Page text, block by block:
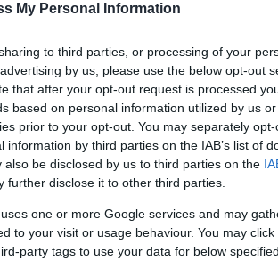
My Personal Information
to third parties, or processing of your
by us, please use the below opt-out
that after your opt-out request is processed
based on personal information utilized by us
prior to your opt-out. You may separately
by third parties on the IAB’s list of
be disclosed by us to third parties on the
further disclose it to other third parties.
one or more Google services and may
to your visit or usage behaviour. You may
party tags to use your data for below
Οι αθλητικές
ημέρας (27/7/2025)
Το Βαλκανικό Πρωτάθλημα
ξεχωρίζει στο πρόγραμμα με
αθλητικές μεταδόσεις της
Αναλυτικά όλες οι αθλητικές
μεταδόσεις της ημέρας (2...
27 Ιουλίου 2025